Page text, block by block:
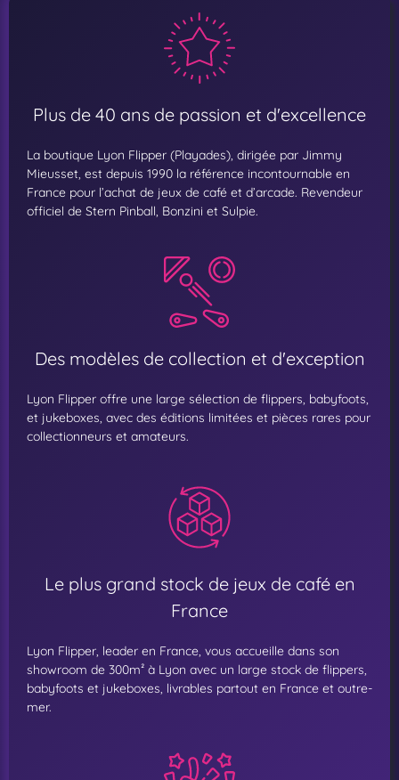
Plus de 40 ans de passion et d'excellence
La boutique Lyon Flipper (Playades), dirigée par Jimmy
Mieusset, est depuis 1990 la référence incontournable en
France pour l’achat de jeux de café et d’arcade. Revendeur
officiel de Stern Pinball, Bonzini et Sulpie.
Des modèles de collection et d'exception
Lyon Flipper offre une large sélection de flippers, babyfoots,
et jukeboxes, avec des éditions limitées et pièces rares pour
collectionneurs et amateurs.
Le plus grand stock de jeux de café en
France
Lyon Flipper, leader en France, vous accueille dans son
showroom de 300m² à Lyon avec un large stock de flippers,
babyfoots et jukeboxes, livrables partout en France et outre-
mer.